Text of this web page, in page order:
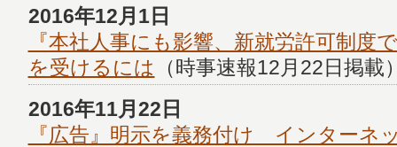
2016年12月1日
『本社人事にも影響、新就労許可制度
を受けるには （時事速報12月22日掲載
2016年11月22日
『広告』明示を義務付け インターネ